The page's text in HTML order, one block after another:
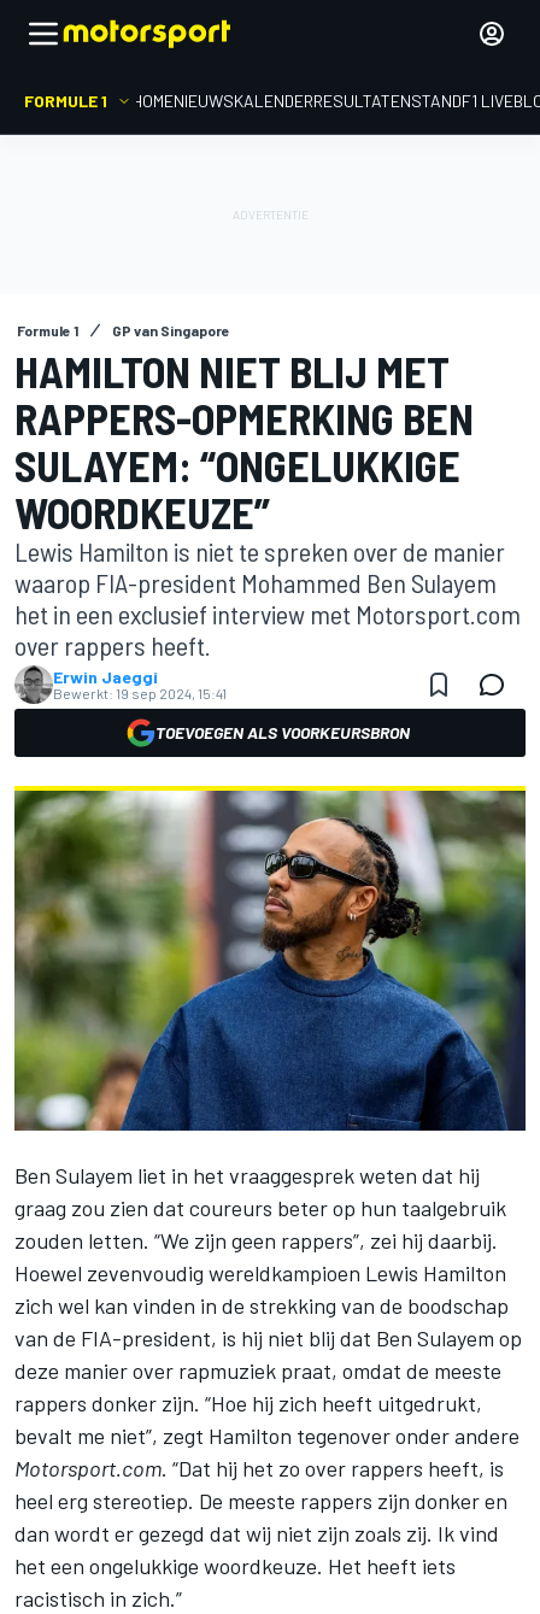
FORMULE 1 HOMENIEUWSKALENDERRESULTATENSTANDF1
Formule 1 GP van Singapore
HAMILTON NIET BLIJ MET
RAPPERS-OPMERKING BEN
SULAYEM: “ONGELUKKIGE
WOORDKEUZE”
Lewis Hamilton is niet te spreken over de manier
waarop FIA-president Mohammed Ben Sulayem
het in een exclusief interview met Motorsport.com
over rappers heeft.
Erwin Jaeggi
Bewerkt: 19 sep 2024, 15:41
TOEVOEGEN ALS VOORKEURSBRON
Ben Sulayem liet in het vraaggesprek weten dat hij
graag zou zien dat coureurs beter op hun taalgebruik
zouden letten. “We zijn geen rappers”, zei hij daarbij.
Hoewel zevenvoudig wereldkampioen Lewis Hamilton
zich wel kan vinden in de strekking van de boodschap
van de FIA-president, is hij niet blij dat Ben Sulayem op
deze manier over rapmuziek praat, omdat de meeste
rappers donker zijn. “Hoe hij zich heeft uitgedrukt,
bevalt me niet”, zegt Hamilton tegenover onder andere
Motorsport.com. “Dat hij het zo over rappers heeft, is
heel erg stereotiep. De meeste rappers zijn donker en
dan wordt er gezegd dat wij niet zijn zoals zij. Ik vind
het een ongelukkige woordkeuze. Het heeft iets
racistisch in zich.”